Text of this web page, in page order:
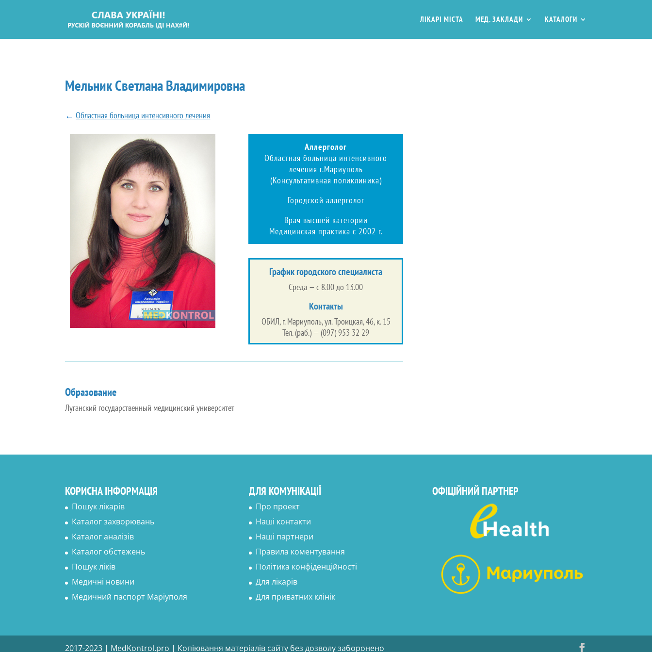
ЛІКАРІ МІСТА МЕД. ЗАКЛАДИ КАТАЛОГИ
Мельник Светлана Владимировна
←Областная больница интенсивного лечения
Аллерголог
Областная больница интенсивного
лечения г.Мариуполь
(Консультативная поликлиника)
Городской аллерголог
Врач высшей категории
Медицинская практика с 2002 г.
График городского специалиста
Среда — с 8.00 до 13.00
Контакты
ОБИЛ, г. Мариуполь, ул. Троицкая, 46, к. 15
Тел. (раб.) — (097) 953 32 29
Образование
Луганский государственный медицинский университет
КОРИСНА ІНФОРМАЦІЯ
Пошук лікарів
Каталог захворювань
Каталог аналізів
Каталог обстежень
Пошук ліків
Медичні новини
Медичний паспорт Маріуполя
ДЛЯ КОМУНІКАЦІЇ
Про проект
Наші контакти
Наші партнери
Правила коментування
Політика конфіденційності
Для лікарів
Для приватних клінік
ОФІЦІЙНИЙ ПАРТНЕР
2017-2023 | MedKontrol.pro | Копіювання матеріалів сайту без дозволу заборонено